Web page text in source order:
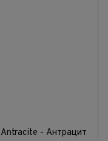
- Антрацит